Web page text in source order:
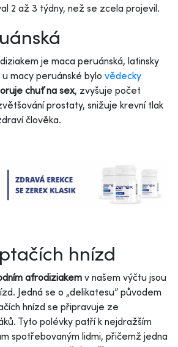
2 až 3 týdny, než se zcela projevil.
je maca peruánská, latinsky
u macy peruánské bylo vědecky
chuť na sex, zvyšuje počet
prostaty, snižuje krevní tlak
člověka.
hnízd
afrodiziakemv našem výčtu jsou
Jedná se o „delikatesu” původem
hnízd se připravuje ze
Tyto polévky patří k nejdražším
spotřebovaným lidmi, přičemž jedna